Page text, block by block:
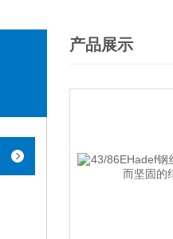
产品展示